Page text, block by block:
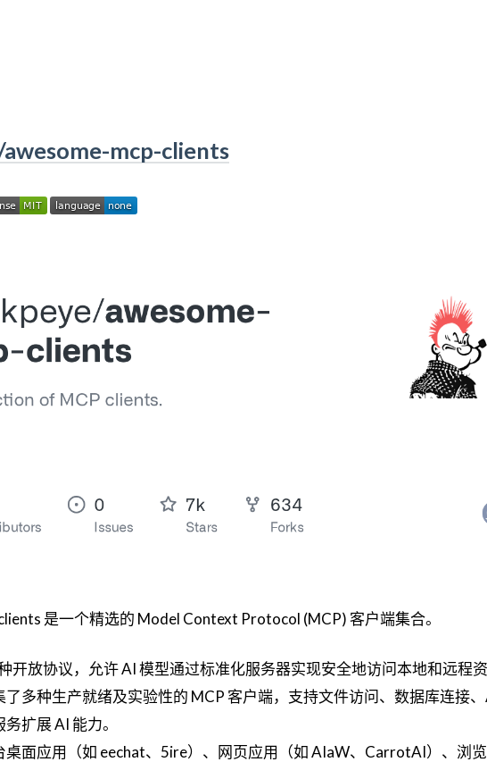
mcp-clients
是一个精选的 Model Context Protocol (MCP) 客户端集合。
开放协议，允许 AI 模型通过标准化服务器实现安全地访问本地和远程
了多种生产就绪及实验性的 MCP 客户端，支持文件访问、数据库连接
扩展 AI 能力。
桌面应用（如 eechat、5ire）、网页应用（如 AIaW、CarrotAI）、浏